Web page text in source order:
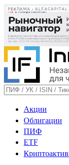
РЕКЛАМА •
Акции
Облигации
ПИФ
ETF